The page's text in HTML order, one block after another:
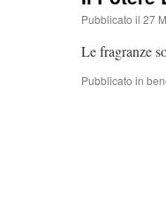
Pubblicato il 27
Le fragranze
Pubblicato in